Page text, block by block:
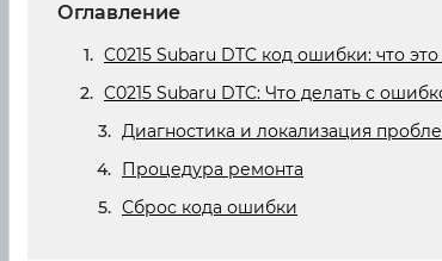
Оглавление
C0215 Subaru DTC код ошибки: что это
C0215 Subaru DTC: Что делать с
Диагностика и локализация
Процедура ремонта
Сброс кода ошибки